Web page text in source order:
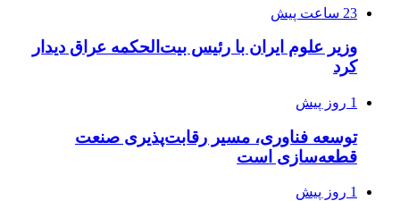
23 ساعت پیش
وزیر علوم ایران با رئیس بیت‌الحکمه عراق دیدار
کرد
1 روز پیش
توسعه فناوری، مسیر رقابت‌پذیری صنعت
قطعه‌سازی است
1 روز پیش